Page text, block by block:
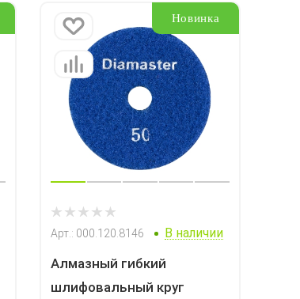
Новинка
Арт.: 000.120.8146 В наличии
Алмазный гибкий
шлифовальный круг